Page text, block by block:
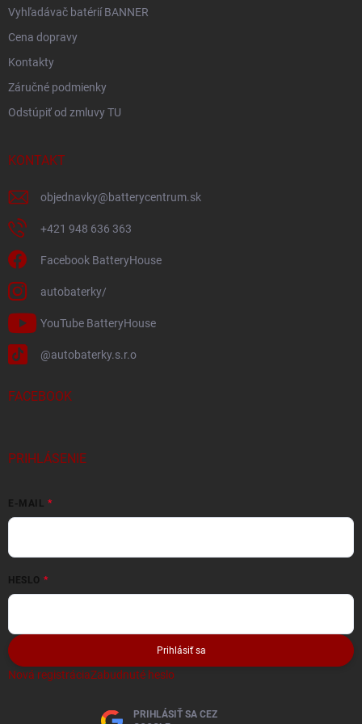
Vyhľadávač batérií BANNER
Cena dopravy
Kontakty
Záručné podmienky
Odstúpiť od zmluvy TU
KONTAKT
objednavky@batterycentrum.sk
+421 948 636 363
Facebook BatteryHouse
autobaterky/
YouTube BatteryHouse
@autobaterky.s.r.o
FACEBOOK
PRIHLÁSENIE
E-MAIL
HESLO
Prihlásiť sa
Nová registráciaZabudnuté heslo
PRIHLÁSIŤ SA CEZ